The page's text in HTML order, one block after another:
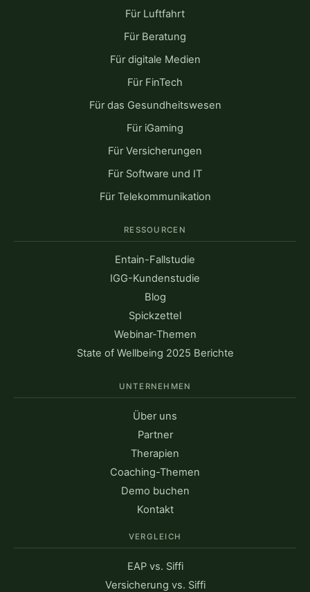
Für Luftfahrt
Für Beratung
Für digitale Medien
Für FinTech
Für das Gesundheitswesen
Für iGaming
Für Versicherungen
Für Software und IT
Für Telekommunikation
RESSOURCEN
Entain-Fallstudie
IGG-Kundenstudie
Blog
Spickzettel
Webinar-Themen
State of Wellbeing 2025 Berichte
UNTERNEHMEN
Über uns
Partner
Therapien
Coaching-Themen
Demo buchen
Kontakt
VERGLEICH
EAP vs. Siffi
Versicherung vs. Siffi